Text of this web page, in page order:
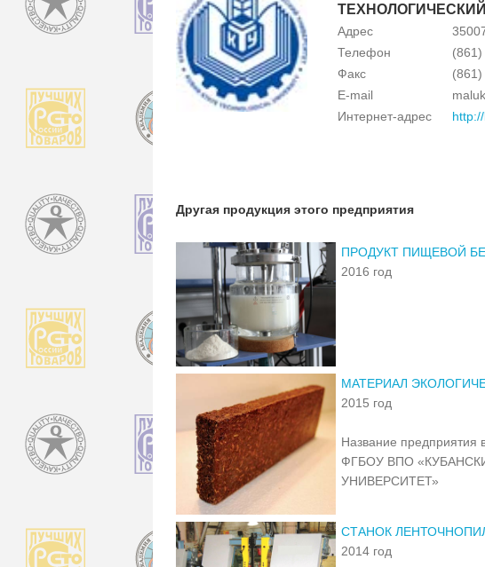
Адрес
Телефон
Факс
E-mail
Интернет-адрес
Другая продукция этого предприятия
ПРОДУКТ ПИЩЕВОЙ
2016 год
МАТЕРИАЛ
2015 год
Название предприятия
ФГБОУ ВПО
УНИВЕРСИТЕТ»
СТАНОК
2014 год